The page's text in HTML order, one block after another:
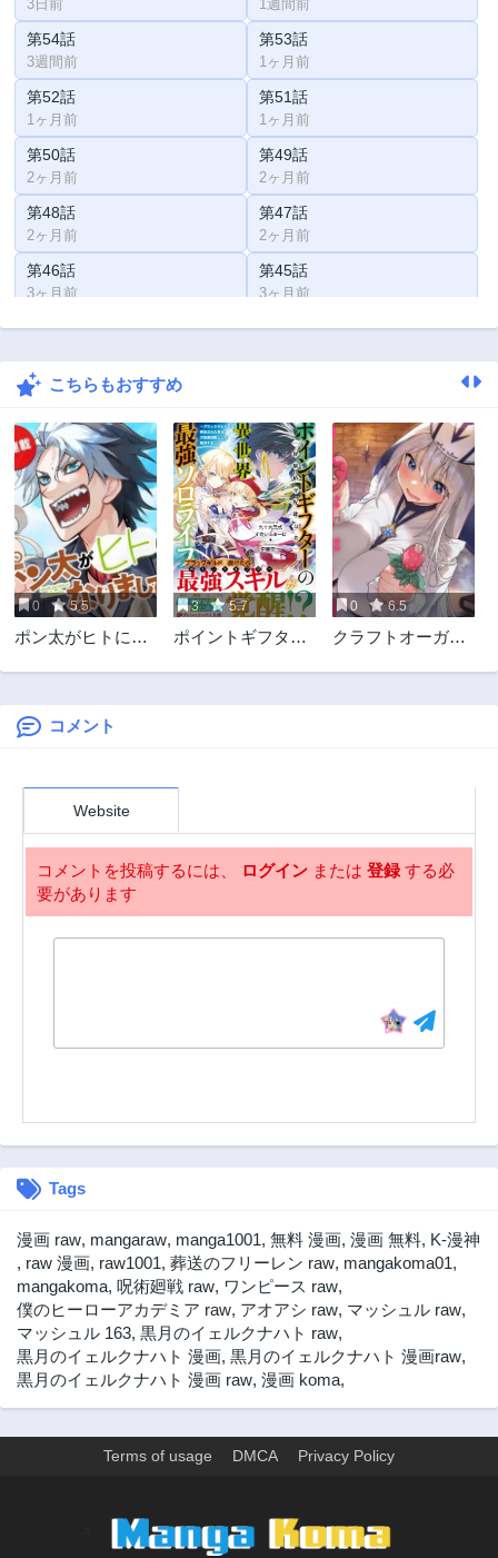
3日前 1週間前
第54話
3週間前
第53話
1ヶ月前
第52話
1ヶ月前
第51話
1ヶ月前
第50話
2ヶ月前
第49話
2ヶ月前
第48話
2ヶ月前
第47話
2ヶ月前
第46話
3ヶ月前
第45話
3ヶ月前
第44話 第43話
第42話
第40話
3ヶ月前
第39話
3ヶ月前
第38話
3ヶ月前
第37話
3ヶ月前
第36話
3ヶ月前
第35話
3ヶ月前
第34話
3ヶ月前
第33話
3ヶ月前
第32話 第31話
第30話
第28話
3ヶ月前
第26話
3ヶ月前
第25話
3ヶ月前
第24話
3ヶ月前 3ヶ月前
第14話
第12話
3ヶ月前
第11話
3ヶ月前
第10話
3ヶ月前
第9話
3ヶ月前
第8話
3ヶ月前
第7話
3ヶ月前
3ヶ月前
第1話
こちらもおすすめ
0 5.5
ポン太がヒトにな
Dog Becomes a
Human
3 5.7
ポイントギフター
ソロライフ～ブラ
する～
0 6.5
クラフトオーガズ
コメント
Website
コメントを投稿するには、 ログイン または 登録する必
要があります
Tags
漫画 raw, mangaraw, manga1001, 無料 漫画, 漫画 無料, K-漫神
, raw 漫画, raw1001, 葬送のフリーレン raw, mangakoma01,
mangakoma, 呪術廻戦 raw, ワンピース raw,
僕のヒーローアカデミア raw, アオアシ raw, マッシュル raw,
マッシュル 163, 黒月のイェルクナハト raw,
黒月のイェルクナハト 漫画, 黒月のイェルクナハト 漫画raw,
黒月のイェルクナハト 漫画 raw, 漫画 koma,
Terms of usage DMCA Privacy Policy